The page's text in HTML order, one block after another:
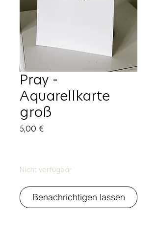
Pray -
Aquarellkarte
groß
5,00 €Preis
Nicht verfügbar
Benachrichtigen lassen